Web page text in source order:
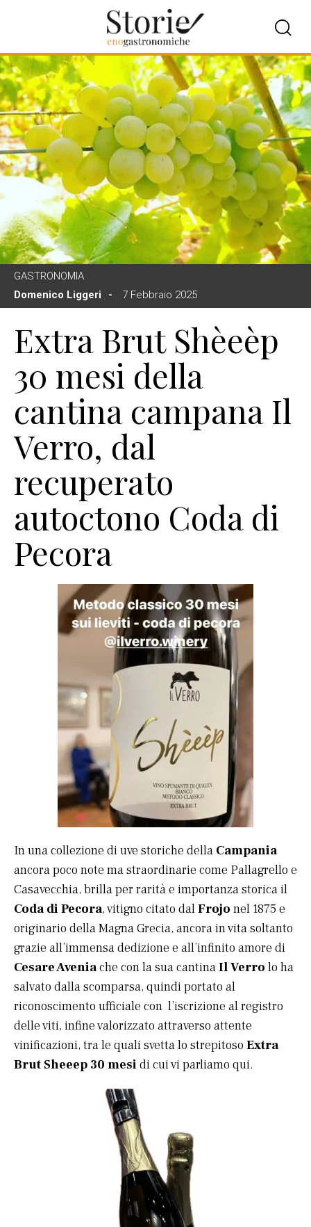
GASTRONOMIA
Domenico Liggeri
7 Febbraio 2025
Extra Brut Shèeèp
30 mesi della
cantina campana Il
Verro, dal
recuperato
autoctono Coda di
Pecora
In una collezione di uve storiche della Campania
ancora poco note ma straordinarie come Pallagrello e
Casavecchia, brilla per rarità e importanza storica il
Coda di Pecora, vitigno citato dalFrojo nel 1875 e
originario della Magna Grecia, ancora in vita soltanto
grazie all’immensa dedizione e all’infinito amore di
Cesare Aveniache con la sua cantinaIl Verro lo ha
salvato dalla scomparsa, quindi portato al
riconoscimento ufficiale con l’iscrizione al registro
delle viti, infine valorizzato attraverso attente
vinificazioni, tra le quali svetta lo strepitoso Extra
Brut Sheeep 30 mesi di cui vi parliamo qui.